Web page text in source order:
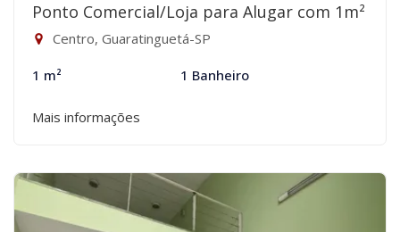
Ponto Comercial/Loja para Alugar com 1m²
Centro, Guaratinguetá-SP
1 m² 1 Banheiro
Mais informações